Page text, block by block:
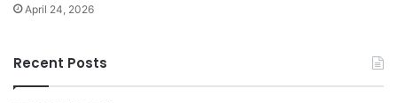
April 24, 2026
Recent Posts